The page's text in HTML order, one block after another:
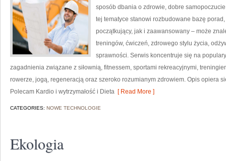
sposób dbania o zdrowie, dobre
tej tematyce stanowi rozbudowane bazę
początkujący, jak i zaawansowany – może
treningów, ćwiczeń, zdrowego stylu życia,
sprawności. Serwis koncentruje się na
zagadnienia związane z siłownią, fitnessem, sportami rekreacyjnymi,
rowerze, jogą, regeneracją oraz szeroko rozumianym zdrowiem. Opis opiera
Polecam Kardio i wytrzymałość i Dieta [ Read More ]
CATEGORIES: NOWE TECHNOLOGIE
Ekologia